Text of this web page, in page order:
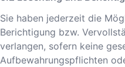
Sie haben jederzeit die
Berichtigung bzw.
verlangen, sofern keine
Aufbewahrungspflichten